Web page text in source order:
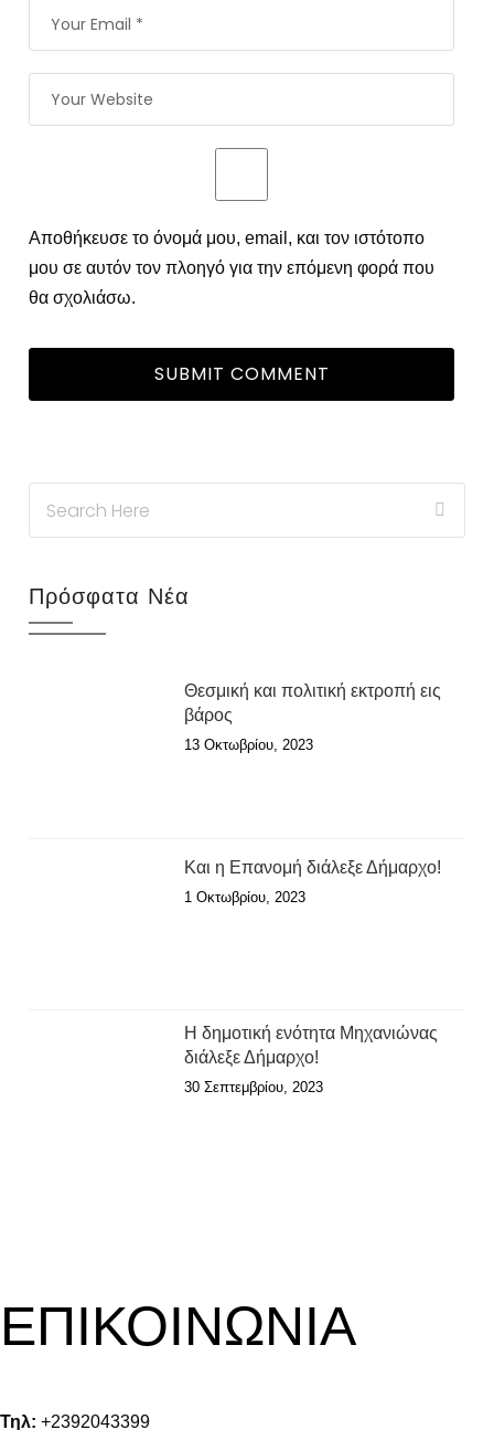
Αποθήκευσε το όνομά μου, email, και τον ιστότοπο
μου σε αυτόν τον πλοηγό για την επόμενη φορά που
θα σχολιάσω.
Πρόσφατα Νέα
Θεσμική και πολιτική εκτροπή εις
βάρος
13 Οκτωβρίου, 2023
Και η Επανομή διάλεξε Δήμαρχο!
1 Οκτωβρίου, 2023
Η δημοτική ενότητα Μηχανιώνας
διάλεξε Δήμαρχο!
30 Σεπτεμβρίου, 2023
ΕΠΙΚΟΙΝΩΝΙΑ
Τηλ: +2392043399